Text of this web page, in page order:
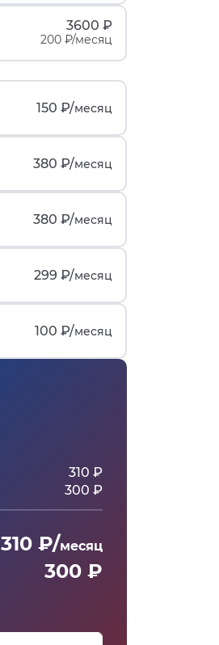
3600 ₽
200 ₽/месяц
150 ₽/месяц
380 ₽/месяц
380 ₽/месяц
299 ₽/месяц
100 ₽/месяц
310 ₽
300 ₽
310 ₽/месяц
300 ₽